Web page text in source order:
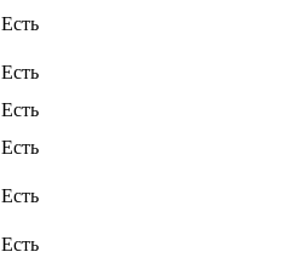
Есть
Есть
Есть
Есть
Есть
Есть